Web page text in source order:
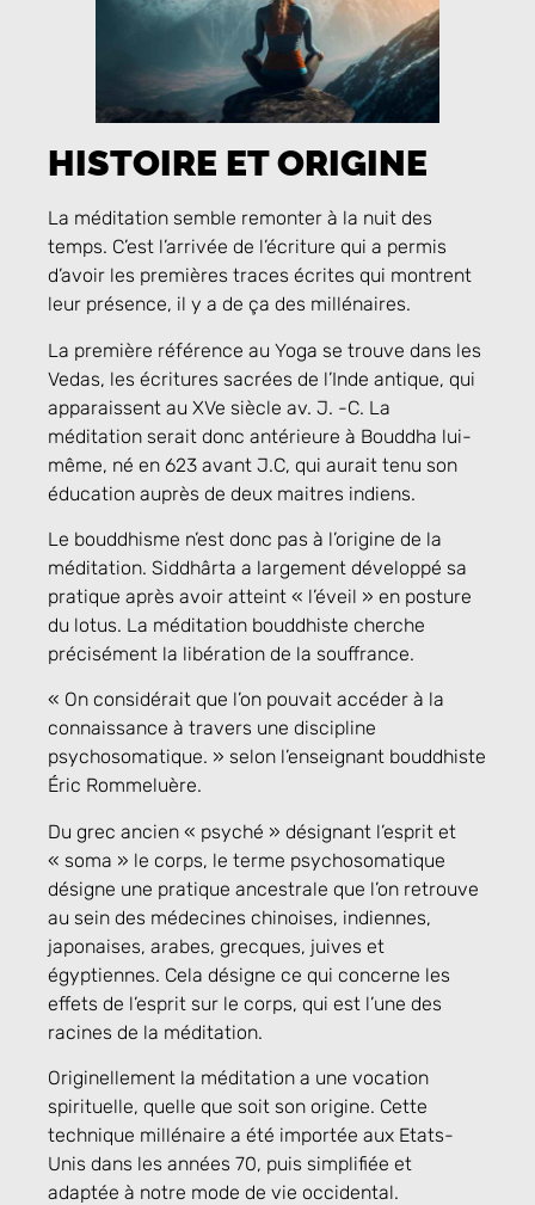
HISTOIRE ET ORIGINE
La méditation semble remonter à la nuit des
temps. C’est l’arrivée de l’écriture qui a permis
d’avoir les premières traces écrites qui montrent
leur présence, il y a de ça des millénaires.
La première référence au Yoga se trouve dans les
Vedas, les écritures sacrées de l’Inde antique, qui
apparaissent au XVe siècle av. J. -C. La
méditation serait donc antérieure à Bouddha lui-
même, né en 623 avant J.C, qui aurait tenu son
éducation auprès de deux maitres indiens.
Le bouddhisme n’est donc pas à l’origine de la
méditation. Siddhârta a largement développé sa
pratique après avoir atteint « l’éveil » en posture
du lotus. La méditation bouddhiste cherche
précisément la libération de la souffrance.
« On considérait que l’on pouvait accéder à la
connaissance à travers une discipline
psychosomatique. » selon l’enseignant bouddhiste
Éric Rommeluère.
Du grec ancien « psyché » désignant l’esprit et
« soma » le corps, le terme psychosomatique
désigne une pratique ancestrale que l’on retrouve
au sein des médecines chinoises, indiennes,
japonaises, arabes, grecques, juives et
égyptiennes. Cela désigne ce qui concerne les
effets de l’esprit sur le corps, qui est l’une des
racines de la méditation.
Originellement la méditation a une vocation
spirituelle, quelle que soit son origine. Cette
technique millénaire a été importée aux Etats-
Unis dans les années 70, puis simplifiée et
adaptée à notre mode de vie occidental.